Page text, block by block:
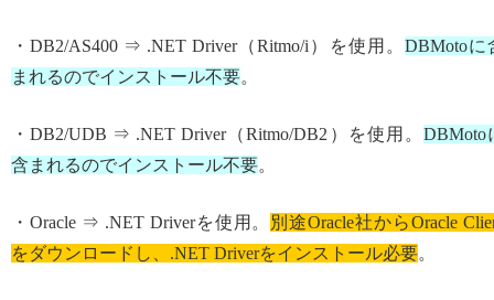
・DB2/AS400 ⇒ .NET Driver（Ritmo/i）を使用。 DBMotoに
まれるのでインストール不要。
・DB2/UDB ⇒ .NET Driver（Ritmo/DB2）を使用。 DBMoto
含まれるのでインストール不要。
・Oracle ⇒ .NET Driverを使用。 別途Oracle社からOracle
をダウンロードし、.NET Driverをインストール必要。